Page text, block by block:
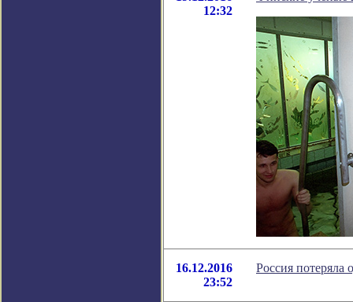
12:32
16.12.2016
23:52
Россия